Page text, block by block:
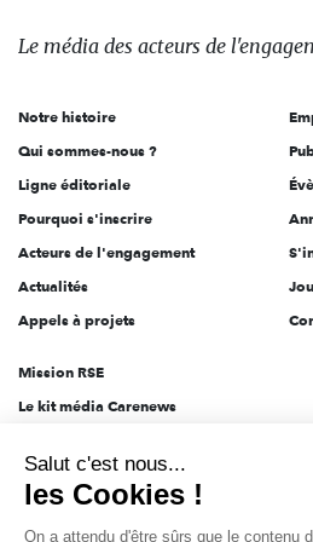
des
l'engagement
Le média des acteurs de
Notre histoire
Qui sommes-nous ?
Ligne éditoriale
Pourquoi s'inscrire
Acteurs de l'engagement
Actualités
Appels à projets
Mission RSE
Le kit média Carenews
AEF info
Novethic
Salut c'est nous...
les Cookies !
On a attendu d'être sûrs que le contenu